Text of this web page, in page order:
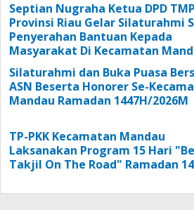
Septian Nugraha Ketua DPD TMP
Provinsi Riau Gelar Silaturahmi
Penyerahan Bantuan Kepada
Masyarakat Di Kecamatan
Silaturahmi dan Buka Puasa
ASN Beserta Honorer Se-
Mandau Ramadan 1447H/2026M
TP-PKK Kecamatan Mandau
Laksanakan Program 15 Hari
Takjil On The Road" Ramadan